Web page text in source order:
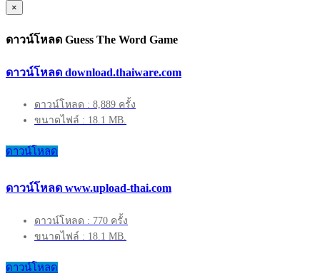
×
ดาวน์โหลด Guess The Word Game
ดาวน์โหลด download.thaiware.com
ดาวน์โหลด : 8,889 ครั้ง
ขนาดไฟล์ : 18.1 MB.
ดาวน์โหลด
ดาวน์โหลด www.upload-thai.com
ดาวน์โหลด : 770 ครั้ง
ขนาดไฟล์ : 18.1 MB.
ดาวน์โหลด